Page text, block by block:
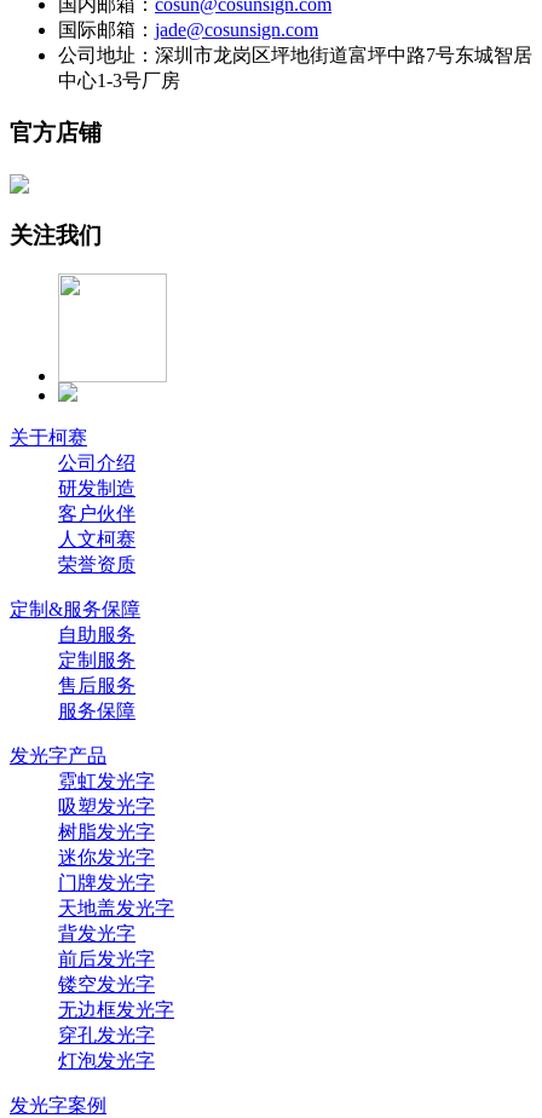
国内邮箱： cosun@cosunsign.com
国际邮箱： jade@cosunsign.com
公司地址：深圳市龙岗区坪地街道富坪中路7号东城智居
中心1-3号厂房
官方店铺
关注我们
关于柯赛
公司介绍
研发制造
客户伙伴
人文柯赛
荣誉资质
定制&服务保障
自助服务
定制服务
售后服务
服务保障
发光字产品
霓虹发光字
吸塑发光字
树脂发光字
迷你发光字
门牌发光字
天地盖发光字
背发光字
前后发光字
镂空发光字
无边框发光字
穿孔发光字
灯泡发光字
发光字案例